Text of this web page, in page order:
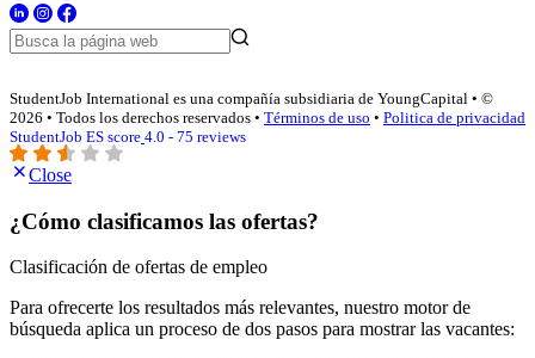
StudentJob International es una compañía subsidiaria de YoungCapital • ©
2026 • Todos los derechos reservados • Términos de uso • Politica de privacidad
StudentJob ES score 4.0 - 75 reviews
Close
¿Cómo clasificamos las ofertas?
Clasificación de ofertas de empleo
Para ofrecerte los resultados más relevantes, nuestro motor de
búsqueda aplica un proceso de dos pasos para mostrar las vacantes: